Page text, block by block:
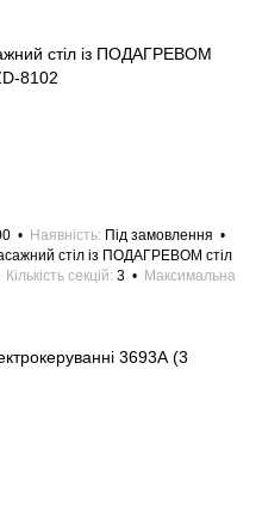
стіл із ПОДАГРЕВОМ
8102
Наявність Під замовлення
стіл із ПОДАГРЕВОМ стіл
Кількість секцій 3
Максимальна